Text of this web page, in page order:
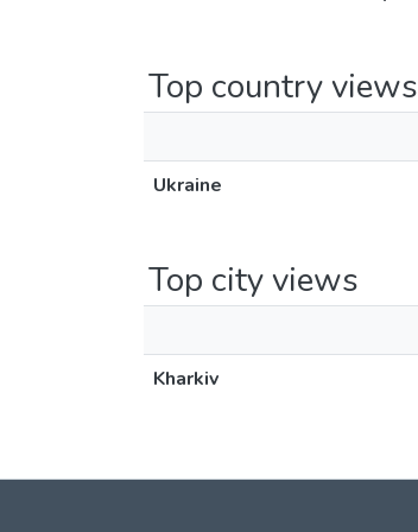
Top country views
Ukraine
Top city views
Kharkiv